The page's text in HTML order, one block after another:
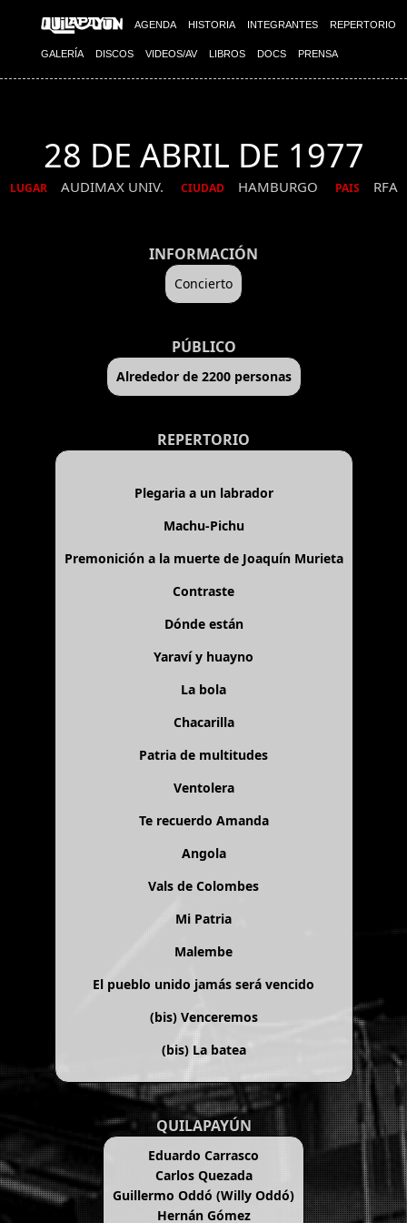
AGENDA HISTORIA INTEGRANTES REPERTORIO
GALERÍA DISCOS VIDEOS/AV LIBROS DOCS PRENSA
28 DE ABRIL DE 1977
LUGAR AUDIMAX UNIV. CIUDAD HAMBURGO PAIS RFA
INFORMACIÓN
Concierto
PÚBLICO
Alrededor de 2200 personas
REPERTORIO
Plegaria a un labrador
Machu-Pichu
Premonición a la muerte de Joaquín Murieta
Contraste
Dónde están
Yaraví y huayno
La bola
Chacarilla
Patria de multitudes
Ventolera
Te recuerdo Amanda
Angola
Vals de Colombes
Mi Patria
Malembe
El pueblo unido jamás será vencido
(bis) Venceremos
(bis) La batea
QUILAPAYÚN
Eduardo Carrasco
Carlos Quezada
Guillermo Oddó (Willy Oddó)
Hernán Gómez